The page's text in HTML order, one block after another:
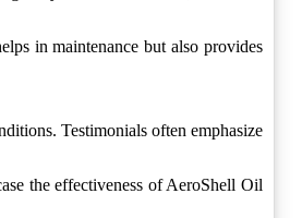
in maintenance but also provides
Testimonials often emphasize
the effectiveness of AeroShell Oil